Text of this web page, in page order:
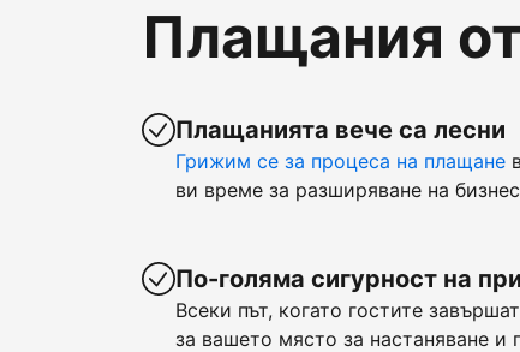
Плащания
Плащанията вече са лесни
Грижим се за процеса на плащане
ви време за разширяване на
По-голяма сигурност на
Всеки път, когато гостите
за вашето място за настаняване и